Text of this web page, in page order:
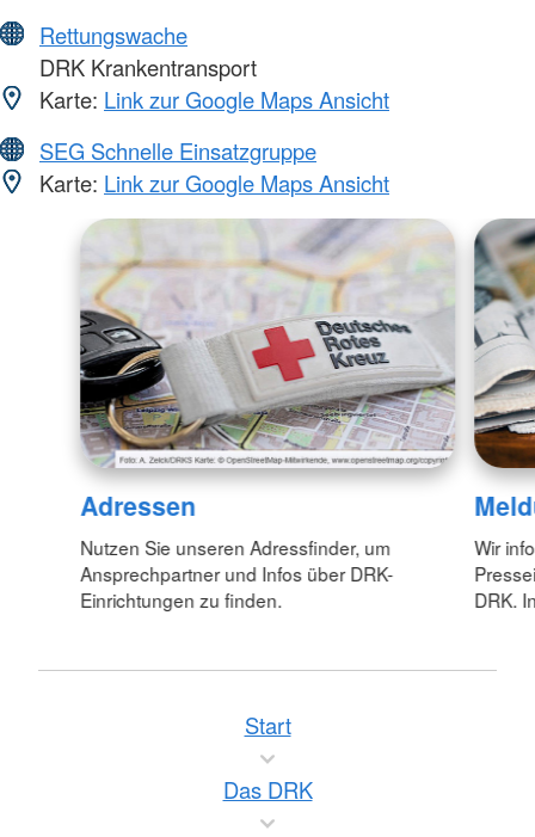
Rettungswache
DRK Krankentransport
Karte: Link zur Google Maps Ansicht
SEG Schnelle Einsatzgruppe
Karte: Link zur Google Maps Ansicht
Adressen
Nutzen Sie unseren Adressfinder, um
Ansprechpartner und Infos über DRK-
Einrichtungen zu finden.
Wir
DRK.
Start
Das DRK